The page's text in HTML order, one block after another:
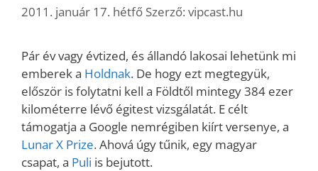
2011. január 17. hétfő Szerző: vipcast.hu
Pár év vagy évtized, és állandó lakosai lehetünk mi
emberek a Holdnak. De hogy ezt megtegyük,
először is folytatni kell a Földtől mintegy 384 ezer
kilométerre lévő égitest vizsgálatát. E célt
támogatja a Google nemrégiben kiírt versenye, a
Lunar X Prize. Ahová úgy tűnik, egy magyar
csapat, a Puli is bejutott.